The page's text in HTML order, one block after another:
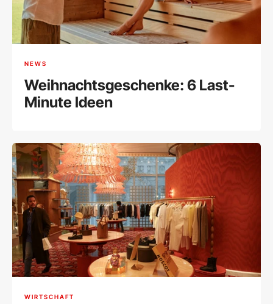
NEWS
Weihnachtsgeschenke: 6 Last-
Minute Ideen
WIRTSCHAFT